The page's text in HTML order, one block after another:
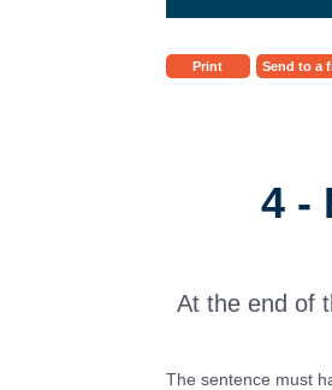
Print Send to a
4 -
At the end of
The sentence must